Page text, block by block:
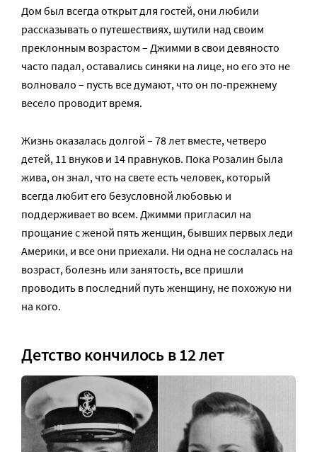
Дом был всегда открыт для гостей, они любили
рассказывать о путешествиях, шутили над своим
преклонным возрастом – Джимми в свои девяносто
часто падал, оставались синяки на лице, но его это не
волновало – пусть все думают, что он по-прежнему
весело проводит время.
Жизнь оказалась долгой – 78 лет вместе, четверо
детей, 11 внуков и 14 правнуков. Пока Розалин была
жива, он знал, что на свете есть человек, который
всегда любит его безусловной любовью и
поддерживает во всем. Джимми пригласил на
прощание с женой пять женщин, бывших первых леди
Америки, и все они приехали. Ни одна не сослалась на
возраст, болезнь или занятость, все пришли
проводить в последний путь женщину, не похожую ни
на кого.
Детство кончилось в 12 лет